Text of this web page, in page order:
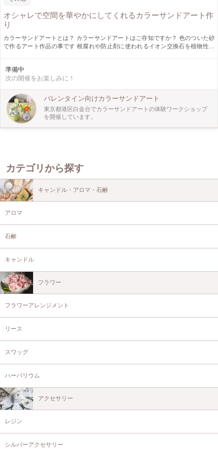
オシャレで空間を華やかにしてくれるカラーサンドアート作
り
カラーサンドアートとは？ カラーサンドアートはご存知ですか？ 色のついた砂
で作るアート作品の事です 根腐れや防止剤に使われるイオン交換石を植物性の
けで 素敵なアート作品になります。 とっても簡単に出来るものですので 体験し
てみませんか？ お部屋の空間を華やかにしてくれます。 観葉植物、造花以外に
ただけます。 色々なイベントに合わせて 飾っていただくものが変わります 2月
はバレンタイン用カラーサンドアート を予定しています
準備中
次の開催をお楽しみに！
バレンタイン向けカラーサンドアート
東京都港区白金台でカラーサンドアートの体験ワークショップ
を開催しています。
カテゴリから探す
キャンドル・アロマ・石鹸
アロマ
石鹸
キャンドル
フラワー
フラワーアレンジメント
リース
スワッグ
ハーバリウム
アクセサリー
レジン
シルバーアクセサリー